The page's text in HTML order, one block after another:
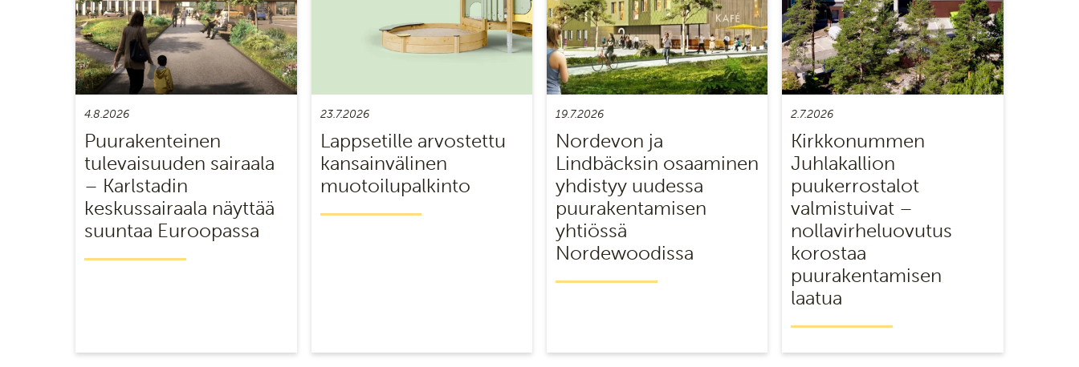
4.8.2026
Puurakenteinen
tulevaisuuden sairaala
– Karlstadin
keskussairaala näyttää
suuntaa Euroopassa
23.7.2026
Lappsetille arvostettu
kansainvälinen
muotoilupalkinto
19.7.2026
Nordevon ja
Lindbäcksin osaaminen
yhdistyy uudessa
puurakentamisen
yhtiössä
Nordewoodissa
2.7.2026
Kirkkonummen
Juhlakallion
puukerrostalot
valmistuivat –
nollavirheluovutus
korostaa
puurakentamisen
laatua